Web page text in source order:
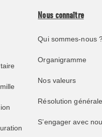
Nous connaître
Qui sommes-nous
Organigramme
Nos valeurs
Résolution générale
S’engager avec